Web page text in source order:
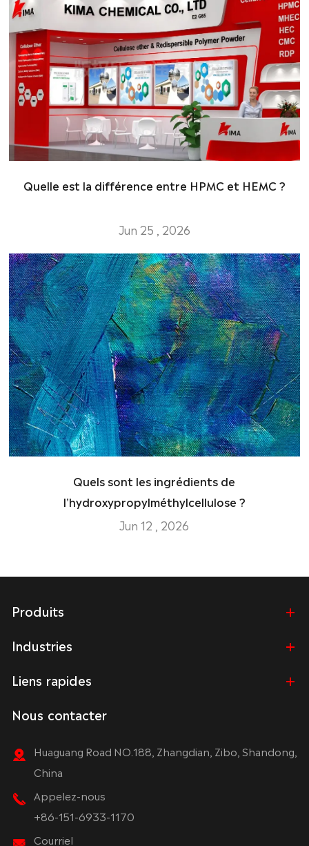
Quelle est la différence entre HPMC et HEMC ?
Jun 25 , 2026
Quels sont les ingrédients de
l'hydroxypropylméthylcellulose ?
Jun 12 , 2026
Produits
Industries
Liens rapides
Nous contacter
Huaguang Road NO.188, Zhangdian, Zibo, Shandong,
China
Appelez-nous
+86-151-6933-1170
Courriel